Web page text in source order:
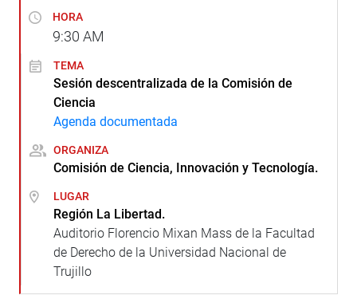
HORA
9:30 AM
TEMA
Sesión descentralizada de la Comisión de
Ciencia
Agenda documentada
ORGANIZA
Comisión de Ciencia, Innovación y Tecnología.
LUGAR
Región La Libertad.
Auditorio Florencio Mixan Mass de la Facultad
de Derecho de la Universidad Nacional de
Trujillo